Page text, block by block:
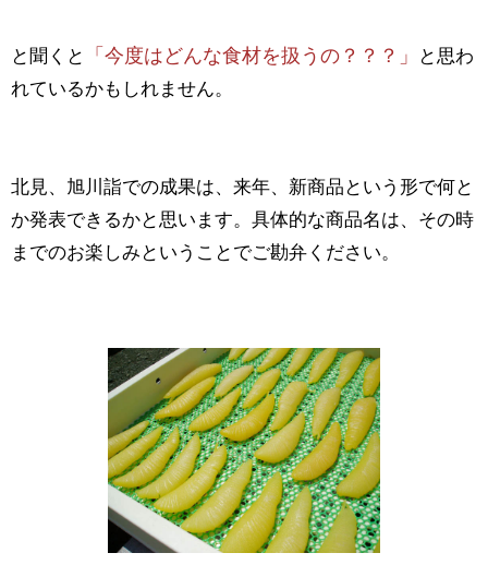
と聞くと 「今度はどんな食材を扱うの？？？」
と思わ
れているかもしれません。
北見、旭川詣での成果は、来年、新商品という形で何と
か発表できるかと思います。具体的な商品名は、その時
までのお楽しみということでご勘弁ください。